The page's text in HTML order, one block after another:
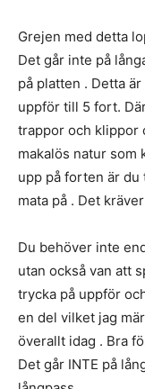
Grejen med detta
Det går inte på
på platten . Detta
uppför till 5 fort.
trappor och klippor
makalös natur som
upp på forten är du
mata på . Det
Du behöver inte
utan också van att
trycka på uppför
en del vilket jag
överallt idag . Bra
Det går INTE på